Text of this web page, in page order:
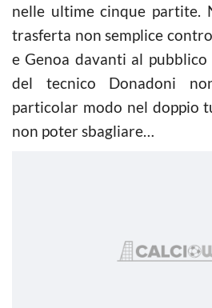
nelle ultime cinque partite.
trasferta non semplice contro
e Genoa davanti al pubblico
del tecnico Donadoni
particolar modo nel doppio
non poter sbagliare…